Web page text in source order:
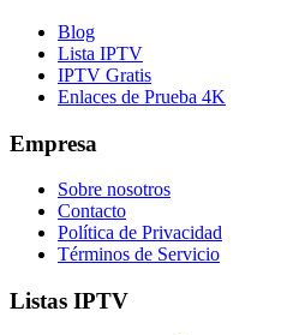
Blog
Lista IPTV
IPTV Gratis
Enlaces de Prueba 4K
Empresa
Sobre nosotros
Contacto
Política de Privacidad
Términos de Servicio
Listas IPTV